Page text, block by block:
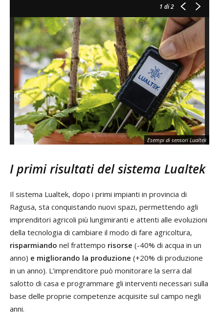
1 di 2
Esempi di sensori Lualtek
I primi risultati del sistema Lualtek
Il sistema Lualtek, dopo i primi impianti in provincia di
Ragusa, sta conquistando nuovi spazi, permettendo agli
imprenditori agricoli più lungimiranti e attenti alle evoluzioni
della tecnologia di cambiare il modo di fare agricoltura,
risparmiando nel frattempo risorse (-40% di acqua in un
anno) e migliorando la produzione (+20% di produzione
in un anno). L’imprenditore può monitorare la serra dal
salotto di casa e programmare gli interventi necessari sulla
base delle proprie competenze acquisite sul campo negli
anni.